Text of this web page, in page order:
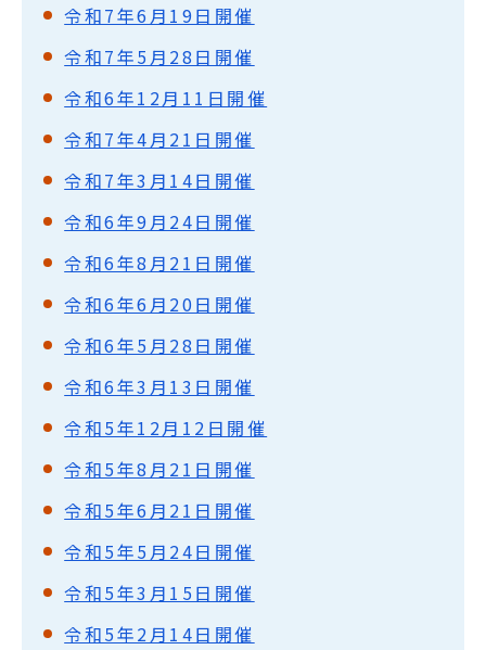
令和7年6月19日開催
令和7年5月28日開催
令和6年12月11日開催
令和7年4月21日開催
令和7年3月14日開催
令和6年9月24日開催
令和6年8月21日開催
令和6年6月20日開催
令和6年5月28日開催
令和6年3月13日開催
令和5年12月12日開催
令和5年8月21日開催
令和5年6月21日開催
令和5年5月24日開催
令和5年3月15日開催
令和5年2月14日開催